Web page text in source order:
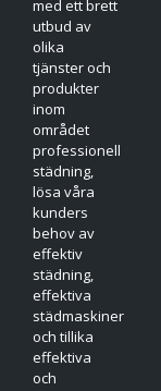
med ett brett
utbud av
olika
tjänster och
produkter
inom
området
professionell
städning,
lösa våra
kunders
behov av
effektiv
städning,
effektiva
städmaskiner
och tillika
effektiva
och